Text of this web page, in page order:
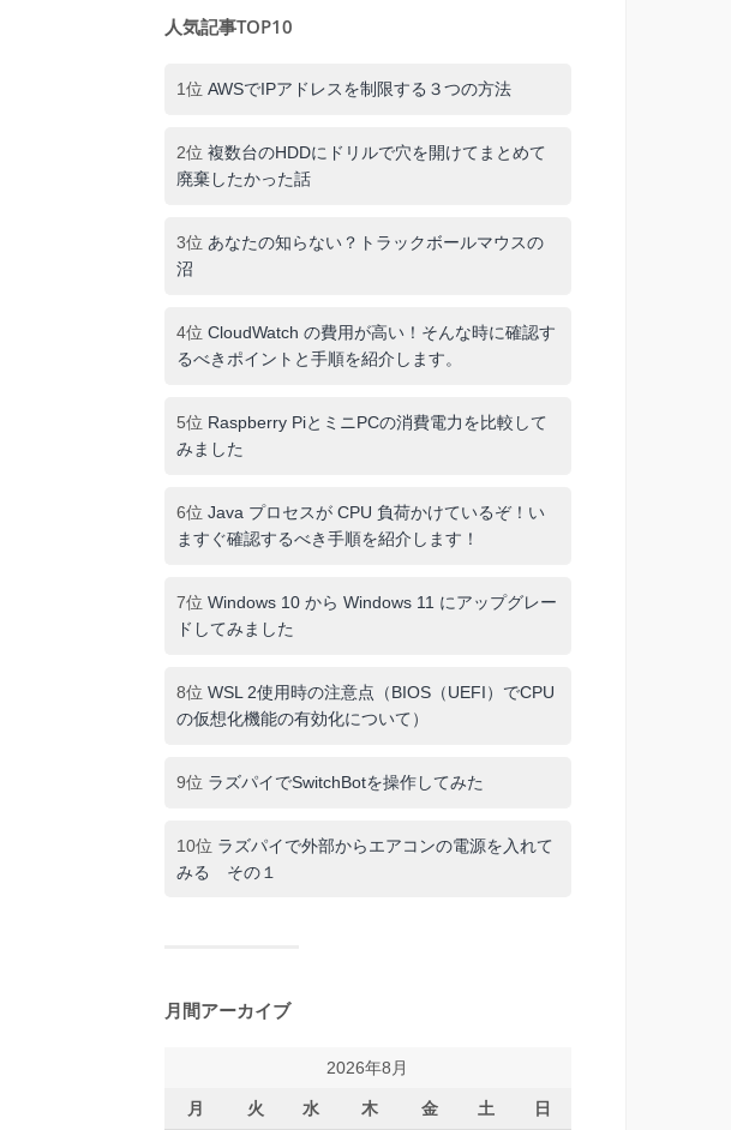
人気記事TOP10
1位 AWSでIPアドレスを制限する３つの方法
2位 複数台のHDDにドリルで穴を開けてまとめて
廃棄したかった話
3位 あなたの知らない？トラックボールマウスの
沼
4位 CloudWatch の費用が高い！そんな時に確認す
るべきポイントと手順を紹介します。
5位 Raspberry PiとミニPCの消費電力を比較して
みました
6位 Java プロセスが CPU 負荷かけているぞ！い
ますぐ確認するべき手順を紹介します！
7位 Windows 10 から Windows 11 にアップグレー
ドしてみました
8位 WSL 2使用時の注意点（BIOS（UEFI）でCPU
の仮想化機能の有効化について）
9位 ラズパイでSwitchBotを操作してみた
10位 ラズパイで外部からエアコンの電源を入れて
みる その１
月間アーカイブ
2026年8月
月 火 水 木 金 土 日